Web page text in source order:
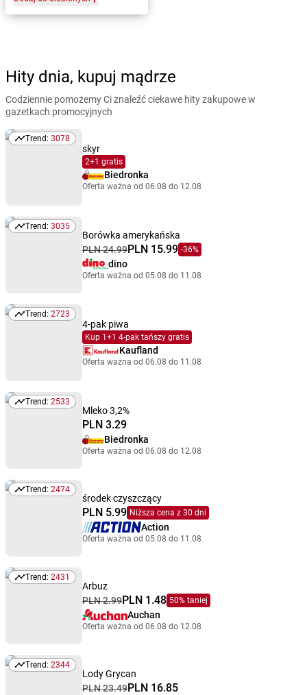
Hity dnia, kupuj mądrze
Codziennie pomożemy Ci znaleźć ciekawe hity zakupowe w
gazetkach promocyjnych
Trend: 3078
Trend: 3078
skyr
2+1 gratis
Biedronka
Oferta ważna od 06.08 do 12.08
Trend: 3035
Trend: 3035
Borówka amerykańska
PLN 24.99PLN 15.99 -36%
dino
Oferta ważna od 05.08 do 11.08
Trend: 2723
Trend: 2723
4-pak piwa
Kup 1+1 4-pak tańszy gratis
Kaufland
Oferta ważna od 06.08 do 11.08
Trend: 2533
Trend: 2533
Mleko 3,2%
PLN 3.29
Biedronka
Oferta ważna od 06.08 do 12.08
Trend: 2474
Trend: 2474
środek czyszczący
PLN 5.99 Niższa cena z 30 dni
Action
Oferta ważna od 05.08 do 11.08
Trend: 2431
Trend: 2431
Arbuz
PLN 2.99PLN 1.48 50% taniej
Auchan
Oferta ważna od 06.08 do 12.08
Trend: 2344
Trend: 2344
Lody Grycan
PLN 23.49PLN 16.85